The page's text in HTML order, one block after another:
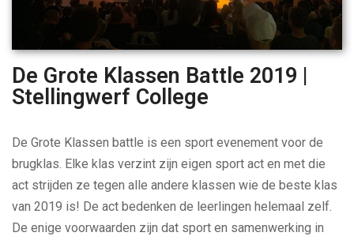
De Grote Klassen Battle 2019 |
Stellingwerf College
De Grote Klassen battle is een sport evenement voor de
brugklas. Elke klas verzint zijn eigen sport act en met die
act strijden ze tegen alle andere klassen wie de beste klas
van 2019 is! De act bedenken de leerlingen helemaal zelf.
De enige voorwaarden zijn dat sport en samenwerking in